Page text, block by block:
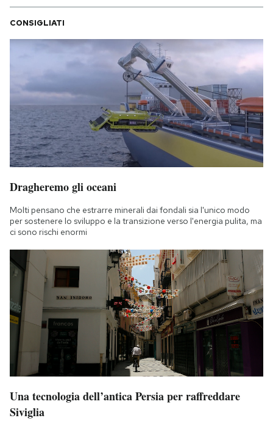
CONSIGLIATI
Dragheremo gli oceani
Molti pensano che estrarre minerali dai fondali sia l'unico modo
per sostenere lo sviluppo e la transizione verso l'energia pulita, ma
ci sono rischi enormi
Una tecnologia dell’antica Persia per raffreddare
Siviglia